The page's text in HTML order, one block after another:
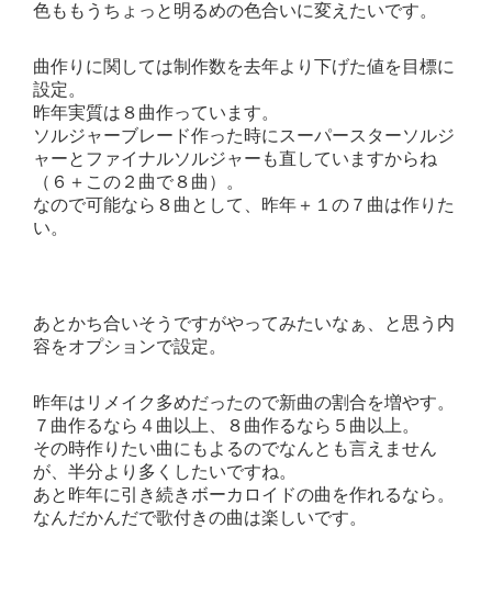
色ももうちょっと明るめの色合いに変えたいです。
曲作りに関しては制作数を去年より下げた値を目標に
設定。
昨年実質は８曲作っています。
ソルジャーブレード作った時にスーパースターソルジ
ャーとファイナルソルジャーも直していますからね
（６＋この２曲で８曲）。
なので可能なら８曲として、昨年＋１の７曲は作りた
い。
あとかち合いそうですがやってみたいなぁ、と思う内
容をオプションで設定。
昨年はリメイク多めだったので新曲の割合を増やす。
７曲作るなら４曲以上、８曲作るなら５曲以上。
その時作りたい曲にもよるのでなんとも言えません
が、半分より多くしたいですね。
あと昨年に引き続きボーカロイドの曲を作れるなら。
なんだかんだで歌付きの曲は楽しいです。